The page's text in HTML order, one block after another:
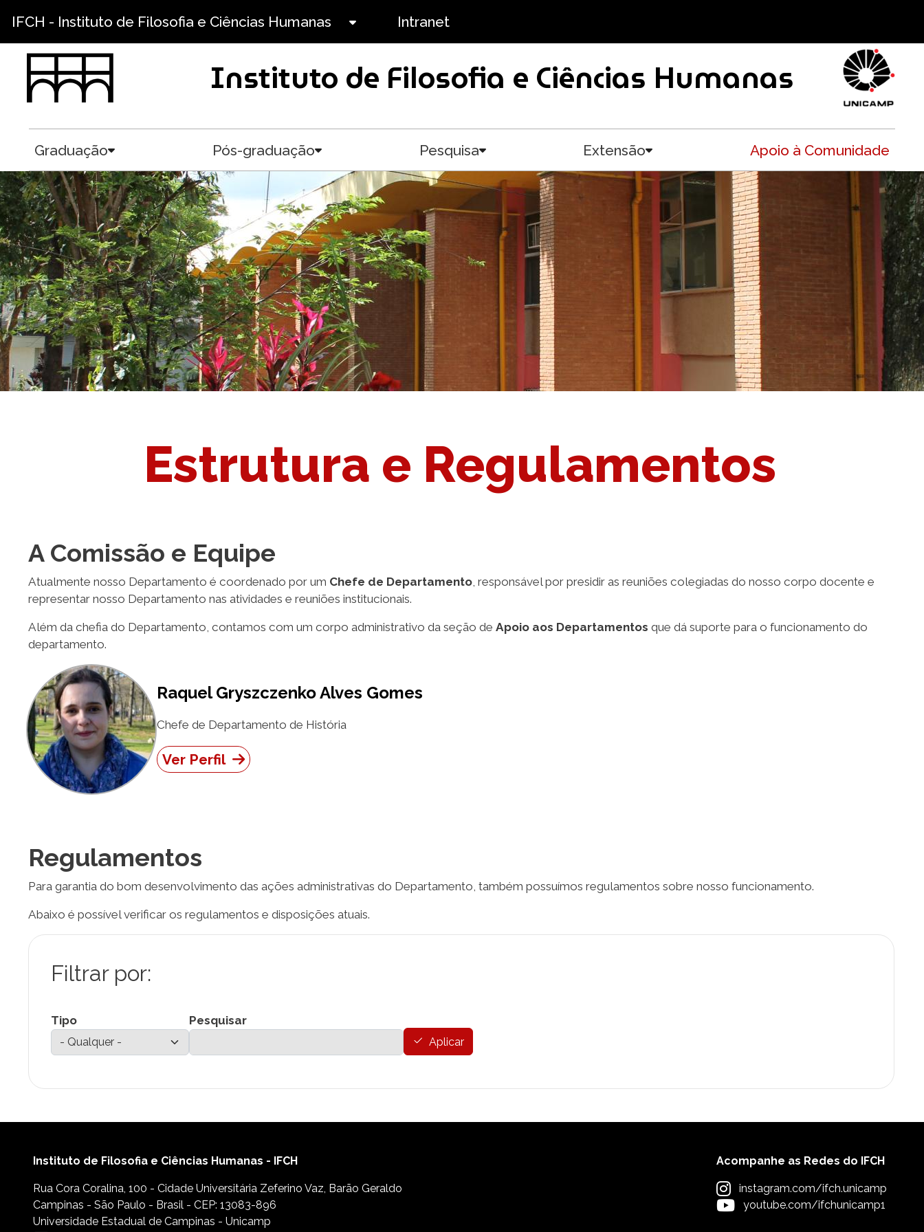
IFCH - Instituto de Filosofia e Ciências Humanas Intranet
Instituto de Filosofia e Ciências Humanas
Graduação Pós-graduação Pesquisa Extensão Apoio à Comunidade
Estrutura e Regulamentos
A Comissão e Equipe
Atualmente nosso Departamento é coordenado por um Chefe de Departamento, responsável por presidir as reuniões colegiadas do nosso corpo docente e
representar nosso Departamento nas atividades e reuniões institucionais.
Além da chefia do Departamento, contamos com um corpo administrativo da seção de Apoio aos Departamentos que dá suporte para o funcionamento do
departamento.
Raquel Gryszczenko Alves Gomes
Chefe de Departamento de História
Ver Perfil
Regulamentos
Para garantia do bom desenvolvimento das ações administrativas do Departamento, também possuímos regulamentos sobre nosso funcionamento.
Abaixo é possível verificar os regulamentos e disposições atuais.
Tipo Pesquisar
Aplicar
Instituto de Filosofia e Ciências Humanas - IFCH
Rua Cora Coralina, 100 - Cidade Universitária Zeferino Vaz, Barão Geraldo
Campinas - São Paulo - Brasil - CEP: 13083-896
Universidade Estadual de Campinas - Unicamp
Acompanhe as Redes do IFCH
instagram.com/ifch.unicamp
youtube.com/ifchunicamp1